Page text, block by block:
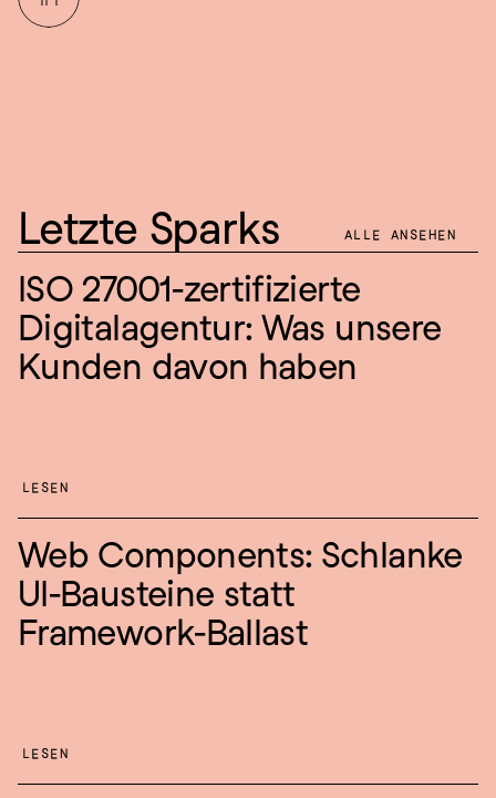
Letzte Sparks ALLE ANSEHEN
ISO 27001-zertifizierte
Digitalagentur: Was unsere
Kunden davon haben
LESEN
Web Components: Schlanke
UI-Bausteine statt
Framework-Ballast
LESEN